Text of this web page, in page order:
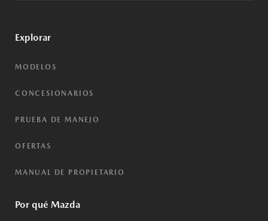
Explorar
MODELOS
CONCESIONARIOS
PRUEBA DE MANEJO
OFERTAS
MANUAL DE PROPIETARIO
Por qué Mazda